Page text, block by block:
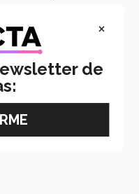
en uniones
×
de